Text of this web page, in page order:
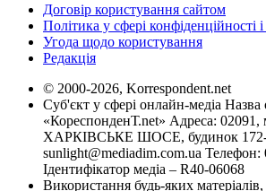
Договір користування сайтом
Політика у сфері конфіденційності
Угода щодо користування
Редакція
© 2000-2026, Korrespondent.net
Суб'єкт у сфері онлайн-медіа Назва
«КореспонденТ.net» Адреса: 02091,
ХАРКІВСЬКЕ ШОСЕ, будинок 172-
sunlight@mediadim.com.ua Телефон:
Ідентифікатор медіа – R40-06068
Використання будь-яких